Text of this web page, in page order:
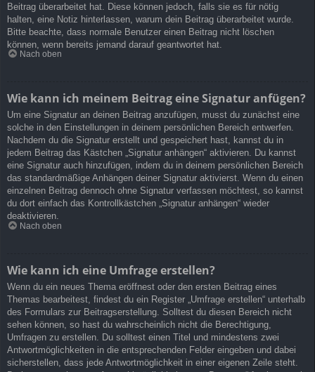
Beitrag überarbeitet hat. Diese können jedoch, falls sie es für nötig
halten, eine Notiz hinterlassen, warum dein Beitrag überarbeitet wurde.
Bitte beachte, dass normale Benutzer einen Beitrag nicht löschen
können, wenn bereits jemand darauf geantwortet hat.
Nach oben
Wie kann ich meinem Beitrag eine Signatur anfügen?
Um eine Signatur an deinen Beitrag anzufügen, musst du zunächst eine
solche in den Einstellungen in deinem persönlichen Bereich entwerfen.
Nachdem du die Signatur erstellt und gespeichert hast, kannst du in
jedem Beitrag das Kästchen „Signatur anhängen“ aktivieren. Du kannst
eine Signatur auch hinzufügen, indem du in deinem persönlichen Bereich
das standardmäßige Anhängen deiner Signatur aktivierst. Wenn du einen
einzelnen Beitrag dennoch ohne Signatur verfassen möchtest, so kannst
du dort einfach das Kontrollkästchen „Signatur anhängen“ wieder
deaktivieren.
Nach oben
Wie kann ich eine Umfrage erstellen?
Wenn du ein neues Thema eröffnest oder den ersten Beitrag eines
Themas bearbeitest, findest du ein Register „Umfrage erstellen“ unterhalb
des Formulars zur Beitragserstellung. Solltest du diesen Bereich nicht
sehen können, so hast du wahrscheinlich nicht die Berechtigung,
Umfragen zu erstellen. Du solltest einen Titel und mindestens zwei
Antwortmöglichkeiten in die entsprechenden Felder eingeben und dabei
sicherstellen, dass jede Antwortmöglichkeit in einer eigenen Zeile steht.